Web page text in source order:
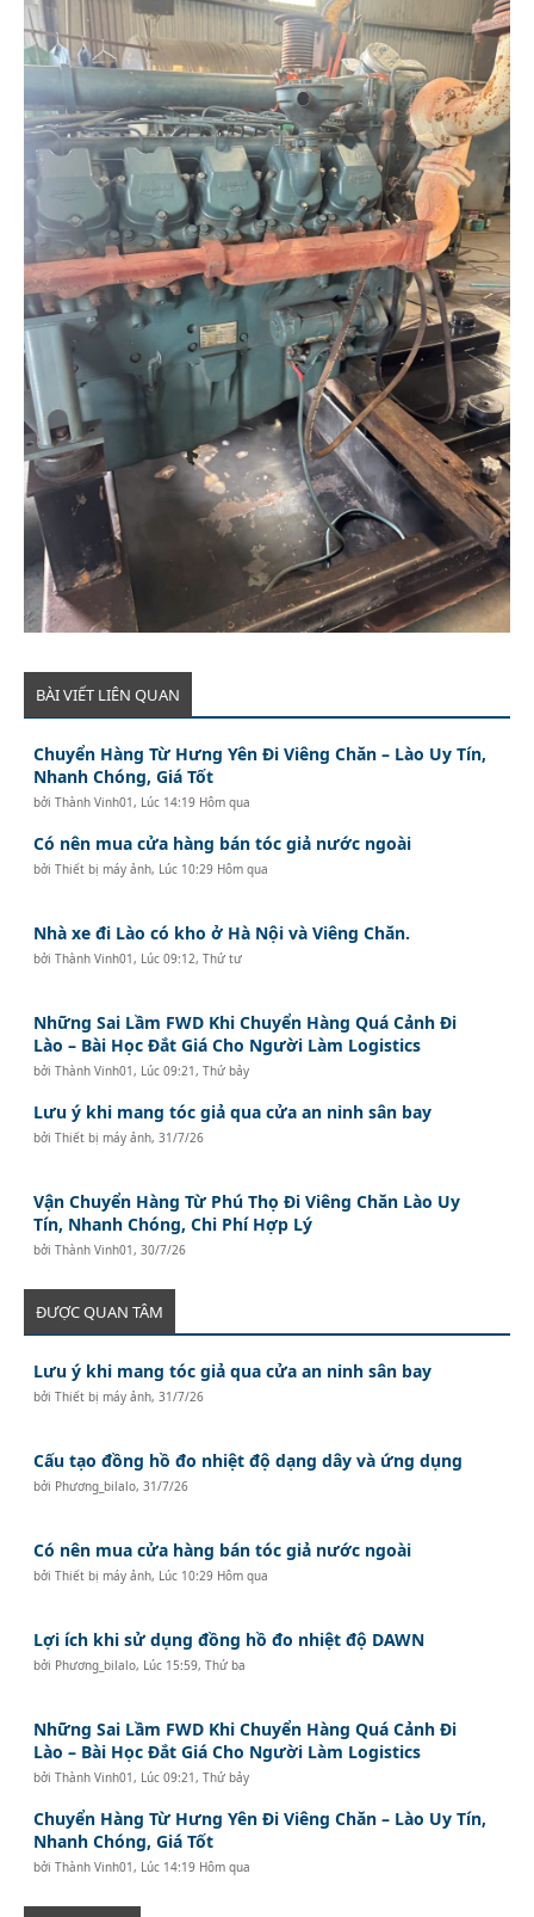
BÀI VIẾT LIÊN QUAN
Chuyển Hàng Từ Hưng Yên Đi Viêng Chăn – Lào Uy Tín,
Nhanh Chóng, Giá Tốt
bởiThành Vinh01 , Lúc 14:19 Hôm qua
Có nên mua cửa hàng bán tóc giả nước ngoài
bởiThiết bị máy ảnh, Lúc 10:29 Hôm qua
Nhà xe đi Lào có kho ở Hà Nội và Viêng Chăn.
bởiThành Vinh01 , Lúc 09:12, Thứ tư
Những Sai Lầm FWD Khi Chuyển Hàng Quá Cảnh Đi
Lào – Bài Học Đắt Giá Cho Người Làm Logistics
bởiThành Vinh01 , Lúc 09:21, Thứ bảy
Lưu ý khi mang tóc giả qua cửa an ninh sân bay
bởiThiết bị máy ảnh,31/7/26
Vận Chuyển Hàng Từ Phú Thọ Đi Viêng Chăn Lào Uy
Tín, Nhanh Chóng, Chi Phí Hợp Lý
bởiThành Vinh01 ,30/7/26
ĐƯỢC QUAN TÂM
Lưu ý khi mang tóc giả qua cửa an ninh sân bay
bởiThiết bị máy ảnh,31/7/26
Cấu tạo đồng hồ đo nhiệt độ dạng dây và ứng dụng
bởi Phương_bilalo,31/7/26
Có nên mua cửa hàng bán tóc giả nước ngoài
bởiThiết bị máy ảnh, Lúc 10:29 Hôm qua
Lợi ích khi sử dụng đồng hồ đo nhiệt độ DAWN
bởi Phương_bilalo, Lúc 15:59, Thứ ba
Những Sai Lầm FWD Khi Chuyển Hàng Quá Cảnh Đi
Lào – Bài Học Đắt Giá Cho Người Làm Logistics
bởiThành Vinh01 , Lúc 09:21, Thứ bảy
Chuyển Hàng Từ Hưng Yên Đi Viêng Chăn – Lào Uy Tín,
Nhanh Chóng, Giá Tốt
bởiThành Vinh01 , Lúc 14:19 Hôm qua